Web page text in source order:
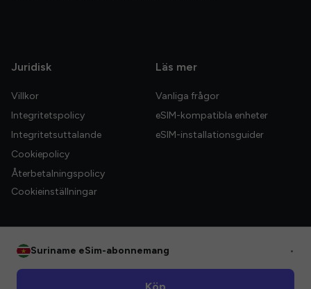
Juridisk
Villkor
Integritetspolicy
Integritetsuttalande
Cookiepolicy
Återbetalningspolicy
Cookieinställningar
Läs mer
Vanliga frågor
eSIM-kompatibla enheter
eSIM-installationsguider
Suriname eSim-abonnemang •